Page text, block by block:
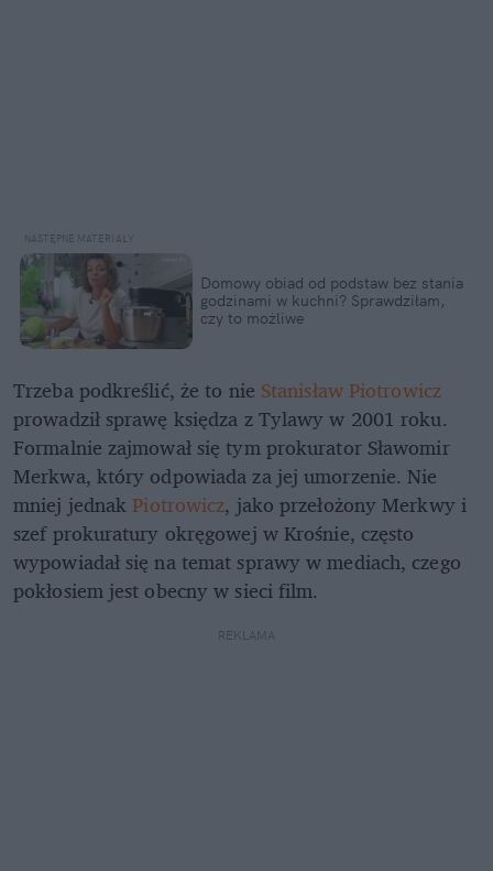
Domowy obiad od podstaw bez stania
godzinami w kuchni? Sprawdziłam,
czy to możliwe
Trzeba podkreślić, że to nie Stanisław Piotrowicz
prowadził sprawę księdza z Tylawy w 2001 roku.
Formalnie zajmował się tym prokurator Sławomir
Merkwa, który odpowiada za jej umorzenie. Nie
mniej jednakPiotrowicz, jako przełożony Merkwy i
szef prokuratury okręgowej w Krośnie, często
wypowiadał się na temat sprawy w mediach, czego
pokłosiem jest obecny w sieci film.
REKLAMA